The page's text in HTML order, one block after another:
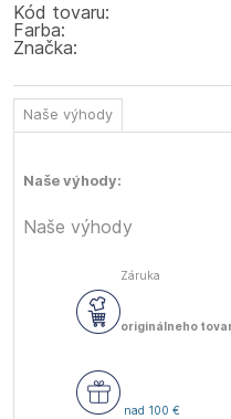
Kód tovaru:
Farba:
Značka:
Naše výhody
Naše výhody:
Naše výhody
Záruka
originálneho
nad 100 €